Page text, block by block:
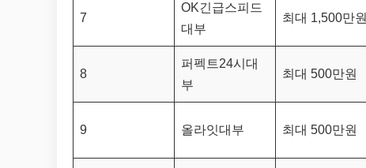
7
OK긴급스피드
대부
최대 1,500만원
8
퍼펙트24시대
부
최대 500만원
9 올라잇대부 최대 500만원